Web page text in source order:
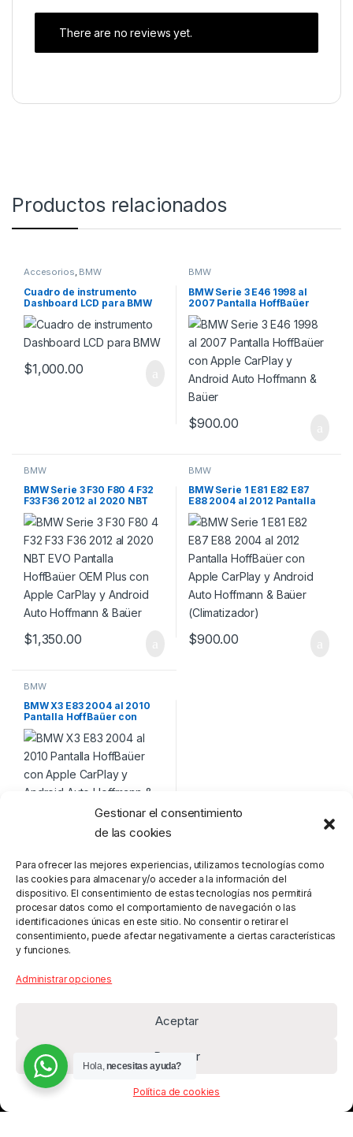
Gestionar el consentimiento
de las cookies
Para ofrecer las mejores experiencias, utilizamos tecnologías como
las cookies para almacenar y/o acceder a la información del
dispositivo. El consentimiento de estas tecnologías nos permitirá
procesar datos como el comportamiento de navegación o las
identificaciones únicas en este sitio. No consentir o retirar el
consentimiento, puede afectar negativamente a ciertas características
y funciones.
Administrar opciones
Aceptar
Denegar
Política de cookies
There are no reviews yet.
Productos relacionados
Accesorios, BMW
Cuadro de instrumento
Dashboard LCD para BMW
$1,000.00
BMW
BMW Serie 3 E46 1998 al
2007 Pantalla HoffBaüer
con Apple CarPlay y Android
Auto Hoffmann & Baüer
$900.00
BMW
BMW Serie 3 F30 F80 4 F32
F33 F36 2012 al 2020 NBT
EVO Pantalla HoffBaüer
OEM Plus con Apple CarPlay
y Android Auto Hoffmann &
Baüer
$1,350.00
BMW
BMW Serie 1 E81 E82 E87
E88 2004 al 2012 Pantalla
HoffBaüer con Apple
CarPlay y Android Auto
Hoffmann & Baüer
(Climatizador)
$900.00
BMW
BMW X3 E83 2004 al 2010
Pantalla HoffBaüer con
Apple CarPlay y Android
Auto Hoffmann & Baüer
Hola,necesitas ayuda?